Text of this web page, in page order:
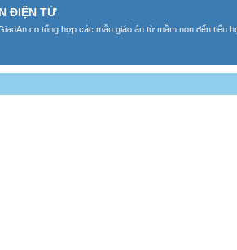
ĐIỆN TỬ
tổng hợp các mẫu giáo án từ mầm non đến tiểu